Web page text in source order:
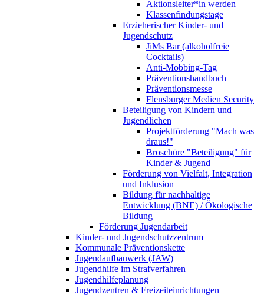
Aktionsleiter*in werden
Klassenfindungstage
Erzieherischer Kinder- und
Jugendschutz
JiMs Bar (alkoholfreie
Cocktails)
Anti-Mobbing-Tag
Präventionshandbuch
Präventionsmesse
Flensburger Medien Security
Beteiligung von Kindern und
Jugendlichen
Projektförderung "Mach was
draus!"
Broschüre "Beteiligung" für
Kinder & Jugend
Förderung von Vielfalt, Integration
und Inklusion
Bildung für nachhaltige
Entwicklung (BNE) / Ökologische
Bildung
Förderung Jugendarbeit
Kinder- und Jugendschutzzentrum
Kommunale Präventionskette
Jugendaufbauwerk (JAW)
Jugendhilfe im Strafverfahren
Jugendhilfeplanung
Jugendzentren & Freizeiteinrichtungen